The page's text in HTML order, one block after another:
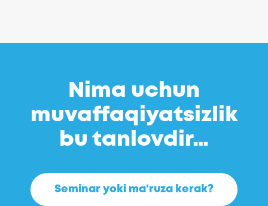
Nima uchun
muvaffaqiyatsizlik
bu tanlovdir…
Seminar yoki ma'ruza kerak?